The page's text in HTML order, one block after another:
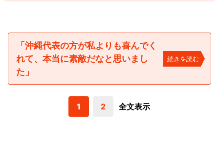
「沖縄代表の方が私よりも喜んでく
れて、本当に素敵だなと思いまし
た」
続きを読む
1 2 全文表示